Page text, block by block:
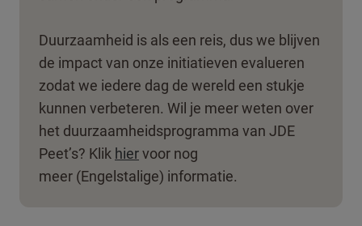
​Duurzaamheid is als een reis, dus we blijven
de impact van onze initiatieven evalueren
zodat we iedere dag de wereld een stukje
kunnen verbeteren. Wil je meer weten over
het duurzaamheidsprogramma van JDE
Peet’s? Klik hiervoor nog
meer (Engelstalige) informatie.